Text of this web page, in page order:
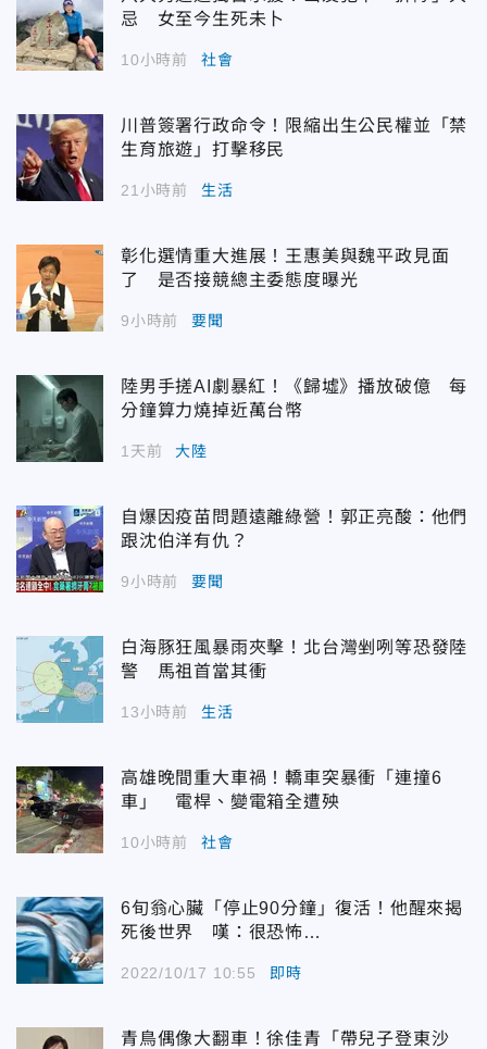
忌 女至今生死未卜
10小時前 社會
川普簽署行政命令！限縮出生公民權並「禁
生育旅遊」打擊移民
21小時前 生活
彰化選情重大進展！王惠美與魏平政見面
了 是否接競總主委態度曝光
9小時前 要聞
陸男手搓AI劇暴紅！《歸墟》播放破億 每
分鐘算力燒掉近萬台幣
1天前 大陸
自爆因疫苗問題遠離綠營！郭正亮酸：他們
跟沈伯洋有仇？
9小時前 要聞
白海豚狂風暴雨夾擊！北台灣剉咧等恐發陸
警 馬祖首當其衝
13小時前 生活
高雄晚間重大車禍！轎車突暴衝「連撞6
車」 電桿、變電箱全遭殃
10小時前 社會
6旬翁心臟「停止90分鐘」復活！他醒來揭
死後世界 嘆：很恐怖…
2022/10/17 10:55 即時
青鳥偶像大翻車！徐佳青「帶兒子登東沙